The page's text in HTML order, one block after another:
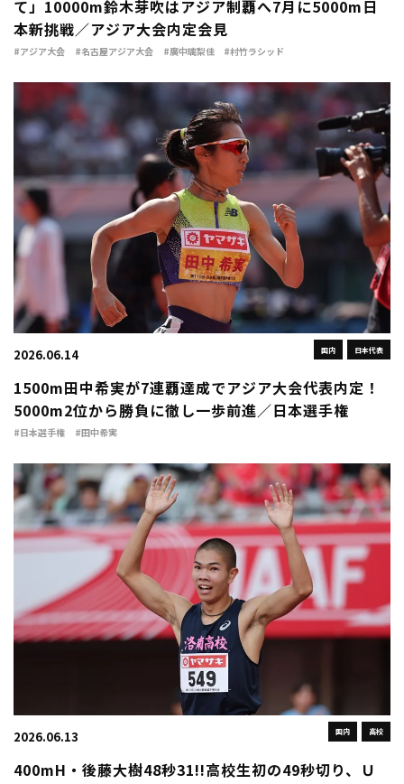
て」10000m鈴木芽吹はアジア制覇へ7月に5000m日
本新挑戦／アジア大会内定会見
#アジア大会 #名古屋アジア大会 #廣中璃梨佳 #村竹ラシッド
国内 日本代表
2026.06.14
1500m田中希実が7連覇達成でアジア大会代表内定！
5000m2位から勝負に徹し一歩前進／日本選手権
#日本選手権 #田中希実
国内 高校
2026.06.13
400mH・後藤大樹48秒31!!高校生初の49秒切り、Ｕ